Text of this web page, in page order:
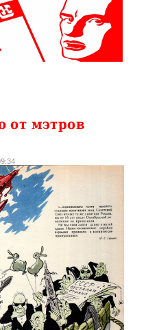
от мэтров